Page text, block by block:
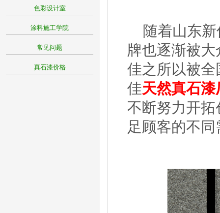
色彩设计室
涂料施工学院
常见问题
真石漆价格
随着山东新
牌也逐渐被
佳之所以被
佳天然真石漆
不断努力开
足顾客的不